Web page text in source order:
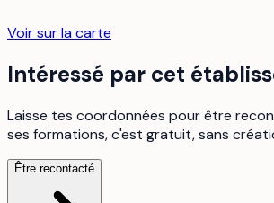
Voir sur la carte
Intéressé par cet
Laisse tes coordonnées pour être
ses formations, c'est gratuit, sans
Être recontacté